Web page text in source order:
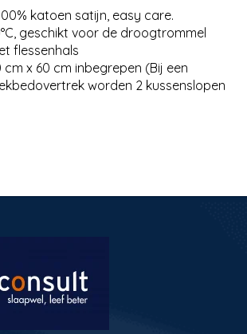
katoen satijn, easy care.
geschikt voor de droogtrommel
flessenhals
cm x 60 cm inbegrepen (Bij een
worden 2 kussenslopen